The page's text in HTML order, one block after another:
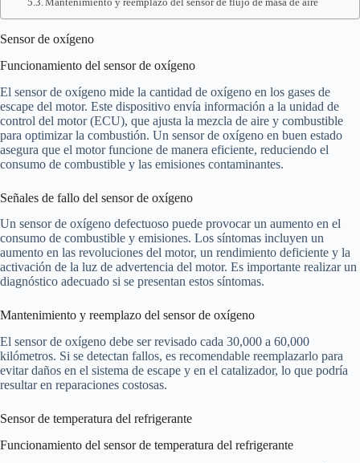
Sensor de oxígeno
Funcionamiento del sensor de oxígeno
El sensor de oxígeno mide la cantidad de oxígeno en los gases de
escape del motor. Este dispositivo envía información a la unidad de
control del motor (ECU), que ajusta la mezcla de aire y combustible
para optimizar la combustión. Un sensor de oxígeno en buen estado
asegura que el motor funcione de manera eficiente, reduciendo el
consumo de combustible y las emisiones contaminantes.
Señales de fallo del sensor de oxígeno
Un sensor de oxígeno defectuoso puede provocar un aumento en el
consumo de combustible y emisiones. Los síntomas incluyen un
aumento en las revoluciones del motor, un rendimiento deficiente y la
activación de la luz de advertencia del motor. Es importante realizar un
diagnóstico adecuado si se presentan estos síntomas.
Mantenimiento y reemplazo del sensor de oxígeno
El sensor de oxígeno debe ser revisado cada 30,000 a 60,000
kilómetros. Si se detectan fallos, es recomendable reemplazarlo para
evitar daños en el sistema de escape y en el catalizador, lo que podría
resultar en reparaciones costosas.
Sensor de temperatura del refrigerante
Funcionamiento del sensor de temperatura del refrigerante